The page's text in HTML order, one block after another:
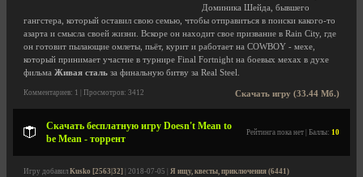
Доминика Шейда, бывшего
гангстера, который оставил свою семью, чтобы отправиться в поиски какого-то
азарта и смысла своей жизни. Вскоре он находит свое призвание в Rain City, где
он готовит пылающие омлеты, пьёт, курит и работает на COWBOY - мехе,
который принимает участие в турнире Final Fortnight на боевых мехах в духе
фильма Живая сталь за финальную битву за Real Steel.
Скачать игру (33.44 Мб.)
Комментариев: 1 | Просмотров: 3412
Скачать бесплатную игру Doesn't Mean to
be Mean - торрент
Рейтинга пока нет | Баллы: 10
Игру добавил Kusko [2563|32] | 2018-07-05 | Я ищу, квесты, приключения (6441)